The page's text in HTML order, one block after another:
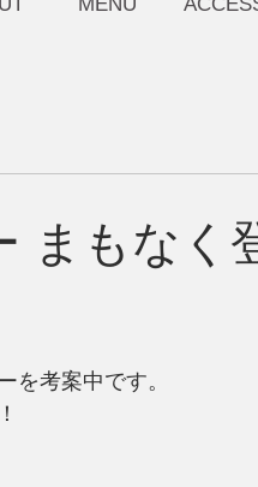
まもなく
を考案中です。